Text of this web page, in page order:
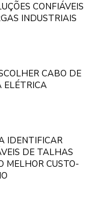
CONFIÁVEIS
INDUSTRIAIS
CABO DE
ELÉTRICA
IDENTIFICAR
DE TALHAS
MELHOR CUSTO-